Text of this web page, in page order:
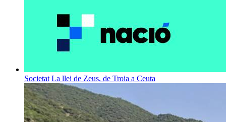
Societat La llei de Zeus, de Troia a Ceuta